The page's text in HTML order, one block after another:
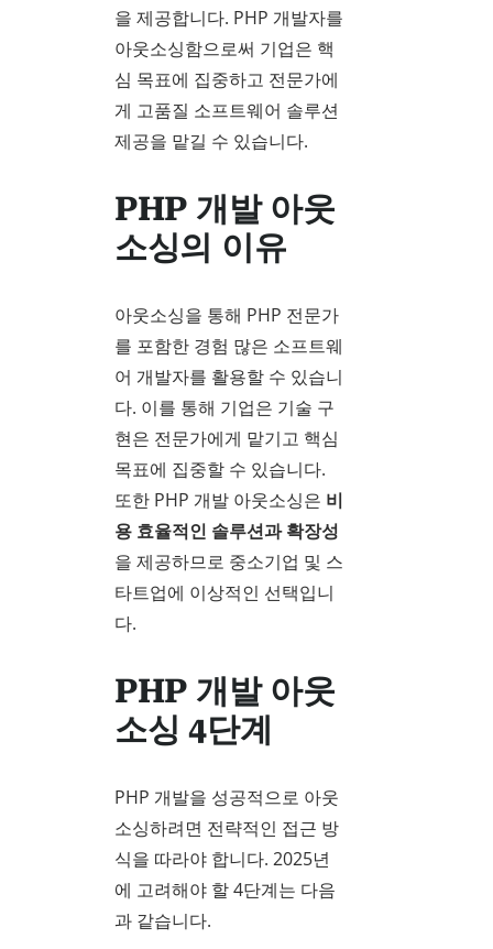
을 제공합니다. PHP 개발자를
아웃소싱함으로써 기업은 핵
심 목표에 집중하고 전문가에
게 고품질 소프트웨어 솔루션
제공을 맡길 수 있습니다.
PHP 개발 아웃
소싱의 이유
아웃소싱을 통해 PHP 전문가
를 포함한 경험 많은 소프트웨
어 개발자를 활용할 수 있습니
다. 이를 통해 기업은 기술 구
현은 전문가에게 맡기고 핵심
목표에 집중할 수 있습니다.
또한 PHP 개발 아웃소싱은 비
용 효율적인 솔루션과 확장성
을 제공하므로 중소기업 및 스
타트업에 이상적인 선택입니
다.
PHP 개발 아웃
소싱 4단계
PHP 개발을 성공적으로 아웃
소싱하려면 전략적인 접근 방
식을 따라야 합니다. 2025년
에 고려해야 할 4단계는 다음
과 같습니다.